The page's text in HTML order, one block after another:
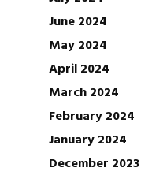
June 2024
May 2024
April 2024
March 2024
February 2024
January 2024
December 2023